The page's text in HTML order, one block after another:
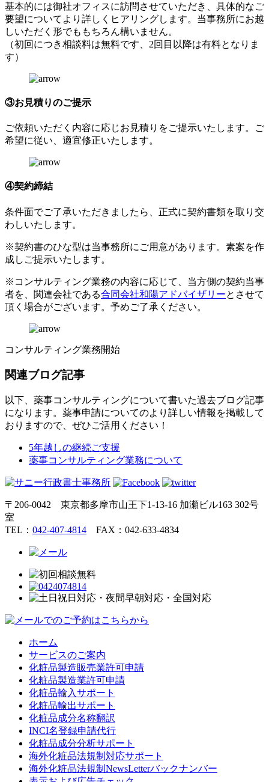
基本的には御社オフィスに訪問させていただき、具体的なご
要望についてより詳しくヒアリングします。当事務所にお越
しいただく形でももちろん構いません。
（初回につき相談料は無料です、2回目以降は有料となりま
す）
③お見積りのご提示
ご依頼いただく内容に応じお見積りをご提示いたします。ご
希望に従い、適宜修正いたします。
④契約締結
条件面でご了承いただきましたら、正式に契約書類を取り交
わしいたします。
※契約書のひな型は当事務所にご用意があります。素案を作
成しご提示いたします。
※コンサルティング業務の内容に応じて、当方側の契約当事
者を、関連会社である合同会社和陽アドバイザリーとさせて
頂く場合がございます。予めご了承ください。
コンサルティング業務開始
関連ブログ記事
以下、薬事コンサルティングについて書いた過去ブログ記事
になります。薬事申請についてのより詳しい情報を掲載して
おりますので、ぜひご活用ください！
5年越しの継続ご支援
薬事コンサルティング業務について
〒206-0042 東京都多摩市山王下1-13-16 加瀬ビル163 302号
室
TEL： 042-407-4814 FAX：042-633-4834
ホーム
サービスのご案内
化粧品製造販売業許可申請
化粧品製造業許可申請
化粧品輸入サポート
化粧品輸出サポート
化粧品成分名称翻訳
INCI名登録申請代行
化粧品成分分析サポート
海外化粧品法規制対応サポート
海外化粧品法規制NewsLetterバックナンバー